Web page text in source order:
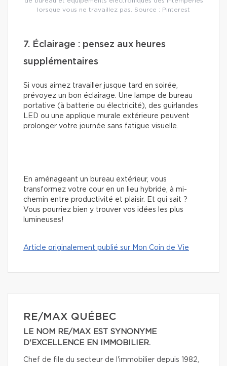
lorsque vous ne travaillez pas. Source : Pinterest
7. Éclairage : pensez aux heures
supplémentaires
Si vous aimez travailler jusque tard en soirée,
prévoyez un bon éclairage. Une lampe de bureau
portative (à batterie ou électricité), des guirlandes
LED ou une applique murale extérieure peuvent
prolonger votre journée sans fatigue visuelle.
En aménageant un bureau extérieur, vous
transformez votre cour en un lieu hybride, à mi-
chemin entre productivité et plaisir. Et qui sait ?
Vous pourriez bien y trouver vos idées les plus
lumineuses!
Article originalement publié sur Mon Coin de Vie
RE/MAX QUÉBEC
LE NOM RE/MAX EST SYNONYME
D'EXCELLENCE EN IMMOBILIER.
Chef de file du secteur de l'immobilier depuis 1982,